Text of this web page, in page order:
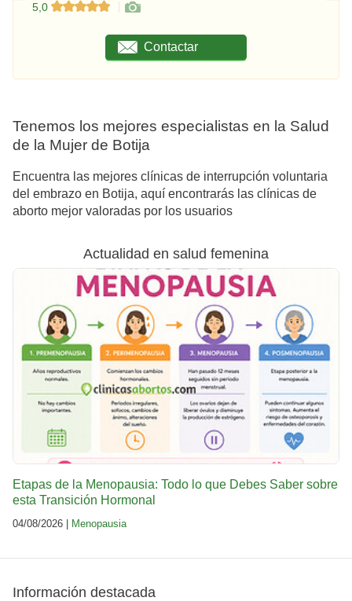
5,0
Contactar
Tenemos los mejores especialistas en la Salud
de la Mujer de Botija
Encuentra las mejores clínicas de interrupción voluntaria
del embrazo en Botija, aquí encontrarás las clínicas de
aborto mejor valoradas por los usuarios
Actualidad en salud femenina
Etapas de la Menopausia: Todo lo que Debes Saber sobre
esta Transición Hormonal
04/08/2026 | Menopausia
Información destacada